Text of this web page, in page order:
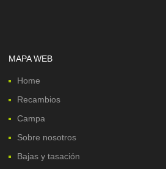
MAPA WEB
Home
Recambios
Campa
Sobre nosotros
Bajas y tasación